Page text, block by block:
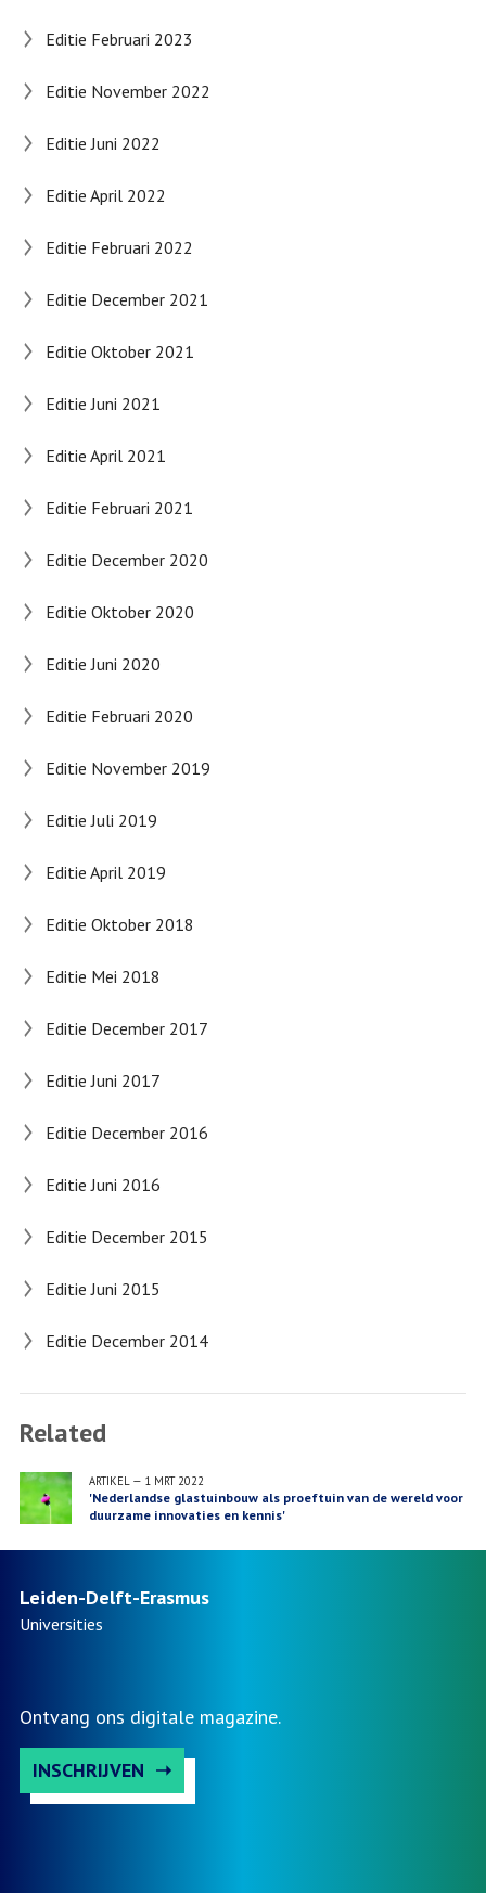
Editie Februari 2023
Editie November 2022
Editie Juni 2022
Editie April 2022
Editie Februari 2022
Editie December 2021
Editie Oktober 2021
Editie Juni 2021
Editie April 2021
Editie Februari 2021
Editie December 2020
Editie Oktober 2020
Editie Juni 2020
Editie Februari 2020
Editie November 2019
Editie Juli 2019
Editie April 2019
Editie Oktober 2018
Editie Mei 2018
Editie December 2017
Editie Juni 2017
Editie December 2016
Editie Juni 2016
Editie December 2015
Editie Juni 2015
Editie December 2014
Related
ARTIKEL — 1 MRT 2022
'Nederlandse glastuinbouw als proeftuin van de wereld voor
duurzame innovaties en kennis'
Leiden-Delft-Erasmus
Universities
Ontvang ons digitale magazine.
INSCHRIJVEN